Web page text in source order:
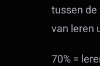
tussen
van leren
70% =